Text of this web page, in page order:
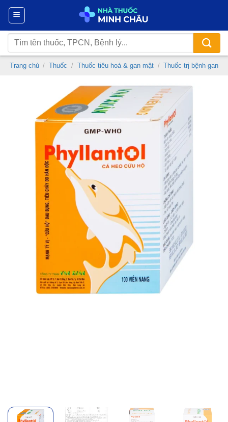
Chuyển
nội
dung
Tìm
kiếm:
Trang chủ / Thuốc / Thuốc tiêu hoá & gan mật / Thuốc trị bệnh gan